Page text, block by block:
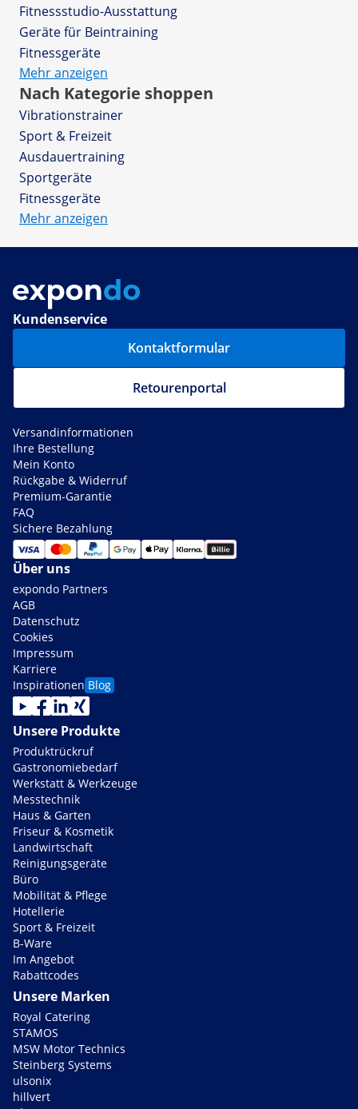
Fitnessstudio-Ausstattung
Geräte für Beintraining
Fitnessgeräte
Mehr anzeigen
Nach Kategorie shoppen
Vibrationstrainer
Sport & Freizeit
Ausdauertraining
Sportgeräte
Fitnessgeräte
Mehr anzeigen
Kundenservice
Kontaktformular
Retourenportal
Versandinformationen
Ihre Bestellung
Mein Konto
Rückgabe & Widerruf
Premium-Garantie
FAQ
Sichere Bezahlung
Über uns
expondo Partners
AGB
Datenschutz
Cookies
Impressum
Karriere
Inspirationen Blog
Unsere Produkte
Produktrückruf
Gastronomiebedarf
Werkstatt & Werkzeuge
Messtechnik
Haus & Garten
Friseur & Kosmetik
Landwirtschaft
Reinigungsgeräte
Büro
Mobilität & Pflege
Hotellerie
Sport & Freizeit
B-Ware
Im Angebot
Rabattcodes
Unsere Marken
Royal Catering
STAMOS
MSW Motor Technics
Steinberg Systems
ulsonix
hillvert